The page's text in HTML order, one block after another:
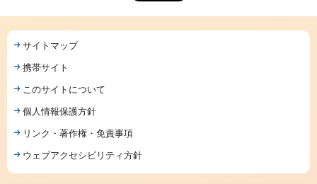
サイトマップ
携帯サイト
このサイトについて
個人情報保護方針
リンク・著作権・免責事項
ウェブアクセシビリティ方針